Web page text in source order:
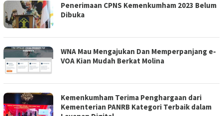
Penerimaan CPNS Kemenkumham 2023 Belum
Dibuka
WNA Mau Mengajukan Dan Memperpanjang e-
VOA Kian Mudah Berkat Molina
Kemenkumham Terima Penghargaan dari
Kementerian PANRB Kategori Terbaik dalam